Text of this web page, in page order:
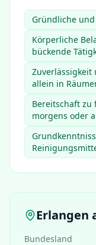
Gründliche
Körperliche
bückende
allein in
Bereitschaft zu
morgens oder
Erlangen
Bundesland